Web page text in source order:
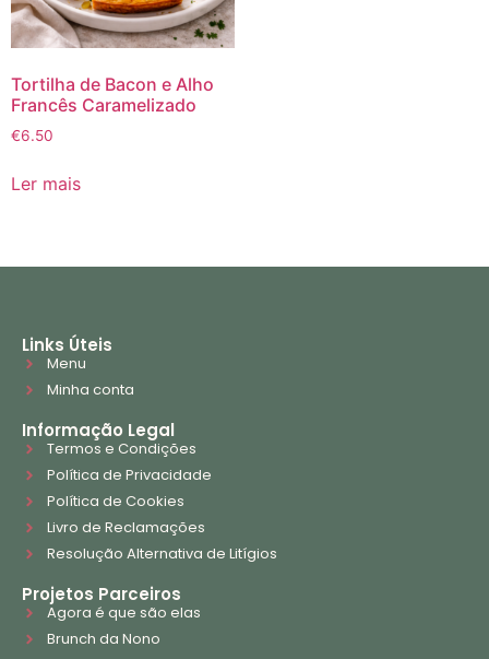
Tortilha de Bacon e Alho
Francês Caramelizado
€6.50
Ler mais
Links Úteis
Menu
Minha conta
Informação Legal
Termos e Condições
Política de Privacidade
Política de Cookies
Livro de Reclamações
Resolução Alternativa de Litígios
Projetos Parceiros
Agora é que são elas
Brunch da Nono